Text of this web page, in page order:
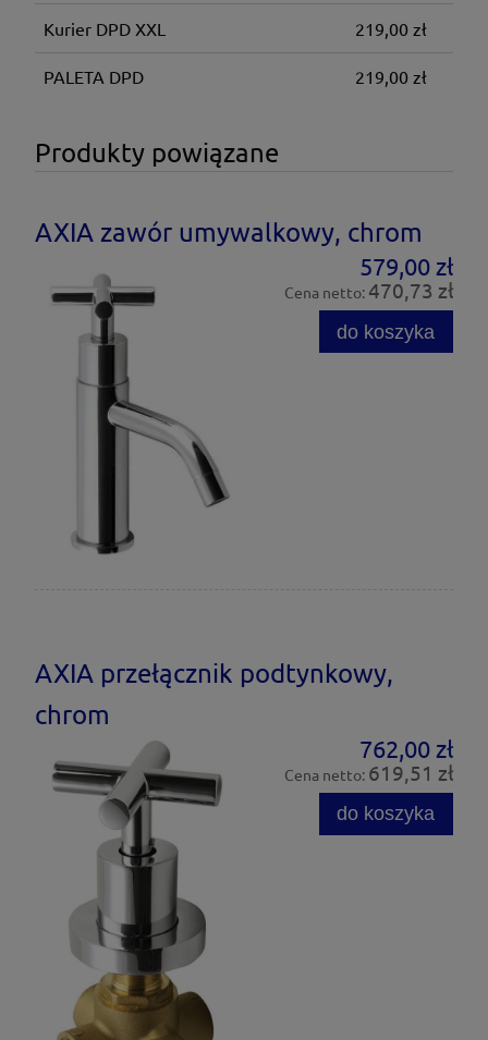
Kurier DPD XXL 219,00 zł
PALETA DPD 219,00 zł
Produkty powiązane
AXIA zawór umywalkowy, chrom
579,00 zł
Cena netto: 470,73 zł
do koszyka
AXIA przełącznik podtynkowy,
chrom
762,00 zł
Cena netto: 619,51 zł
do koszyka